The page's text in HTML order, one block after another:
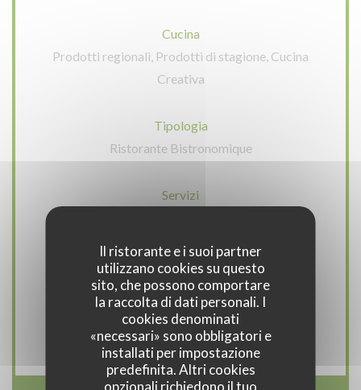
Il ristorante e i suoi partner
utilizzano cookies su questo
sito, che possono comportare
la raccolta di dati personali. I
cookies denominati
«necessari» sono obbligatori e
installati per impostazione
predefinita. Altri cookies
opzionali richiedono il tuo
Cucina
Prodotti regionali, Prodotti di stagione, Cucina
Creativa
Tipologia
Ristorante Bistronomique
Servizi
disabili, Terrazzo, Connessione wifi
Metodo di pagamento
Contanti, Bancomat